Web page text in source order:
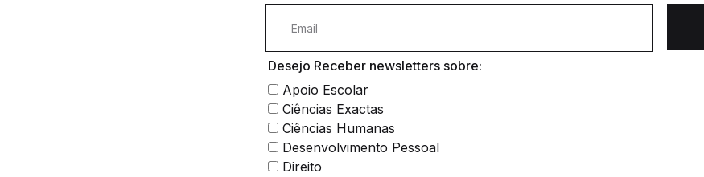
Desejo Receber newsletters sobre:
Apoio Escolar
Ciências Exactas
Ciências Humanas
Desenvolvimento Pessoal
Direito